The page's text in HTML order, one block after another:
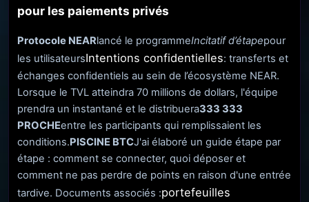
pour les paiements privés
Protocole NEARlancé le programmeIncitatif d’étapepour
les utilisateursIntentions confidentielles: transferts et
échanges confidentiels au sein de l’écosystème NEAR.
Lorsque le TVL atteindra 70 millions de dollars, l'équipe
prendra un instantané et le distribuera333 333
PROCHEentre les participants qui remplissaient les
conditions.PISCINE BTCJ'ai élaboré un guide étape par
étape : comment se connecter, quoi déposer et
comment ne pas perdre de points en raison d'une entrée
tardive. Documents associés :portefeuilles